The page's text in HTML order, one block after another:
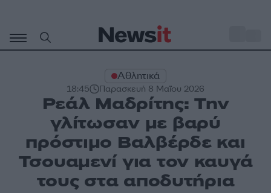
περιεχόμενο
Αθλητικά
18:45 Παρασκευή 8 Μαΐου 2026
Ρεάλ Μαδρίτης: Την
γλίτωσαν με βαρύ
πρόστιμο Βαλβέρδε και
Τσουαμενί για τον καυγά
τους στα αποδυτήρια